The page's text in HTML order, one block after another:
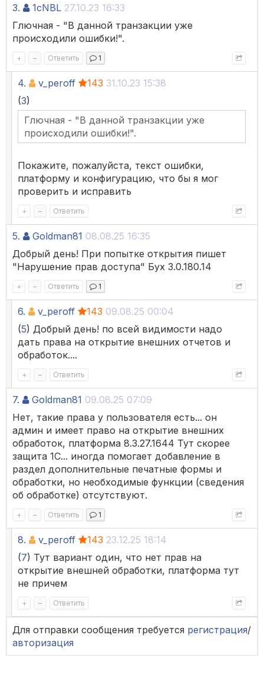
3. 1cNBL 27.10.23 16:33
Глючная - "В данной транзакции уже
происходили ошибки!".
+ – Ответить 1
4. v_peroff 143 31.10.23 15:38
(3)
Глючная - "В данной транзакции уже
происходили ошибки!".
Покажите, пожалуйста, текст ошибки,
платформу и конфигурацию, что бы я мог
проверить и исправить
+ – Ответить
5. Goldman81 08.08.25 16:35
Добрый день! При попытке открытия пишет
"Нарушение прав доступа" Бух 3.0.180.14
+ – Ответить 1
6. v_peroff 143 09.08.25 00:04
(5) Добрый день! по всей видимости надо
дать права на открытие внешних отчетов и
обработок....
+ – Ответить
7. Goldman81 09.08.25 07:09
Нет, такие права у пользователя есть... он
админ и имеет право на открытие внешних
обработок, платформа 8.3.27.1644 Тут скорее
защита 1С... иногда помогает добавление в
раздел дополнительные печатные формы и
обработки, но необходимые функции (сведения
об обработке) отсутствуют.
+ – Ответить 1
8. v_peroff 143 23.12.25 18:14
(7) Тут вариант один, что нет прав на
открытие внешней обработки, платформа тут
не причем
+ – Ответить
Для отправки сообщения требуется регистрация/
авторизация